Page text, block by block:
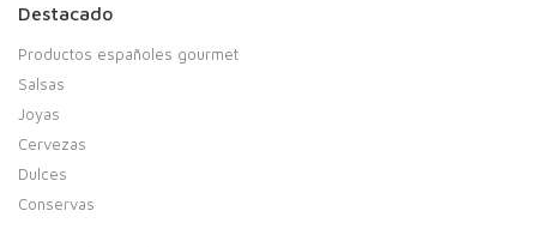
Destacado
Productos españoles gourmet
Salsas
Joyas
Cervezas
Dulces
Conservas